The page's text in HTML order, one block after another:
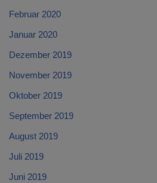
Februar 2020
Januar 2020
Dezember 2019
November 2019
Oktober 2019
September 2019
August 2019
Juli 2019
Juni 2019